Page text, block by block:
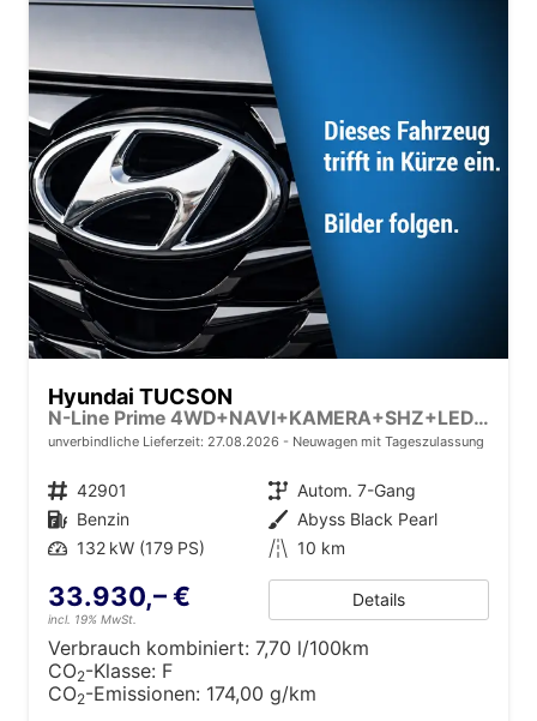
Hyundai TUCSON
N-Line Prime 4WD+NAVI+KAMERA+SHZ+LED+19''ALU+PDC
unverbindliche Lieferzeit: 27.08.2026 Neuwagen mit Tageszulassung
Fahrzeugnr. 42901 Getriebe Autom. 7-Gang
Kraftstoff Benzin Außenfarbe Abyss Black Pearl
Leistung 132 kW (179 PS) Kilometerstand 10 km
33.930,– €
incl. 19% MwSt.
Details
Verbrauch kombiniert: 7,70 l/100km
CO2-Klasse: F
CO2-Emissionen: 174,00 g/km